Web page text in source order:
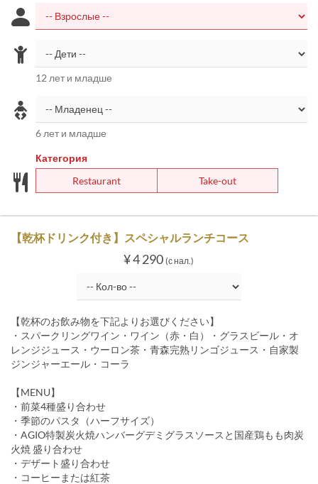
12 лет и младше
6 лет и младше
Категория
Restaurant
Take-out
【乾杯ドリンク付き】スペシャルランチコース
¥ 4 290 (с нал.)
【乾杯のお飲み物を下記よりお選びください】
・スパークリングワイン・ワイン（赤・白）・グラスビール・オ
レンジジュース・ウーロン茶・青森完熟リンゴジュース・自家製
ジンジャーエール・コーラ
【MENU】
・前菜4種盛り合わせ
・季節のパスタ（ハーフサイズ）
・AGIO特製炭火焼ハンバーグデミグラスソースと国産鶏もも肉炭
火焼 盛り合わせ
・デザート盛り合わせ
・コーヒーまたは紅茶